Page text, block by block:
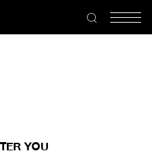
YOU